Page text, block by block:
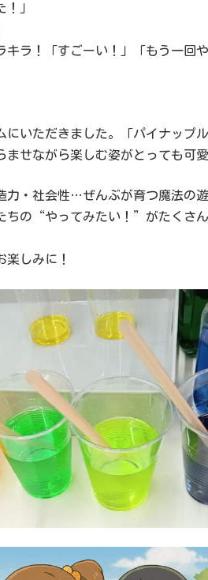
」
ラ！「すごーい！」「もう一回
いただきました。「パイナップ
せながら楽しむ姿がとっても可愛
・社会性…ぜんぶが育つ魔法の遊
ちの“やってみたい！”がたくさ
しみに！